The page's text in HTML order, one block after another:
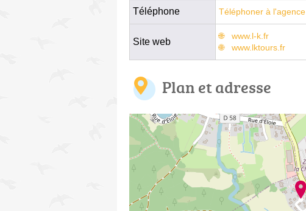
Téléphone Téléphoner à l'agence
Site web
www.l-k.fr
www.lktours.fr
Plan et adresse